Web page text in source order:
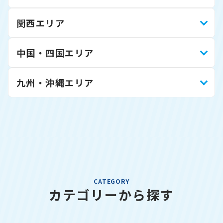
関西エリア
中国・四国エリア
九州・沖縄エリア
CATEGORY
カテゴリーから探す